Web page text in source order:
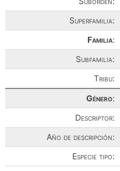
Superfamilia:
Familia:
Subfamilia:
Tribu:
Género:
Descriptor:
Año de descripción:
Especie tipo: